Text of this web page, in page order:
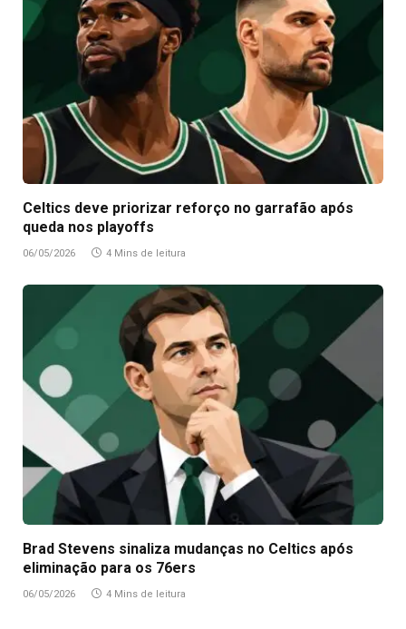
Celtics deve priorizar reforço no garrafão após
queda nos playoffs
06/05/2026 4 Mins de leitura
Brad Stevens sinaliza mudanças no Celtics após
eliminação para os 76ers
06/05/2026 4 Mins de leitura